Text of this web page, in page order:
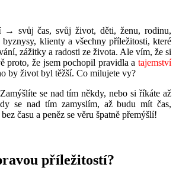
→ svůj čas, svůj život, děti, ženu, rodinu,
klienty a všechny příležitosti, které
zážitky a radosti ze života. Ale vím, že si
proto, že jsem pochopil pravidla a tajemství
by život byl těžší. Co milujete vy?
Zamýšlíte se nad tím někdy, nebo si říkáte až
se nad tím zamyslím, až budu mít čas,
času a peněz se věru špatně přemýšlí!
příležitostí?